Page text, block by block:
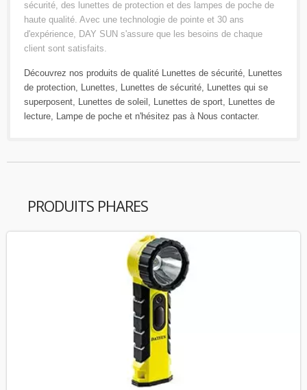
sécurité, des lunettes de protection et des lampes de poche de
haute qualité. Avec une technologie de pointe et 30 ans
d'expérience, DAY SUN s'assure que les besoins de chaque
client sont satisfaits.
Découvrez nos produits de qualité Lunettes de sécurité, Lunettes
de protection, Lunettes, Lunettes de sécurité, Lunettes qui se
superposent, Lunettes de soleil , Lunettes de sport, Lunettes de
lecture, Lampe de poche et n'hésitez pas à Nous contacter.
PRODUITS PHARES